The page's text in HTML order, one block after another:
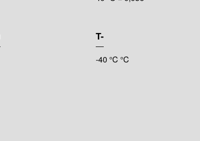
T-
-40 °C °C